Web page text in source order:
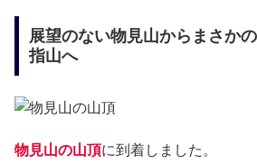
展望のない物見山からまさか
指山へ
物見山の山頂に到着しました。